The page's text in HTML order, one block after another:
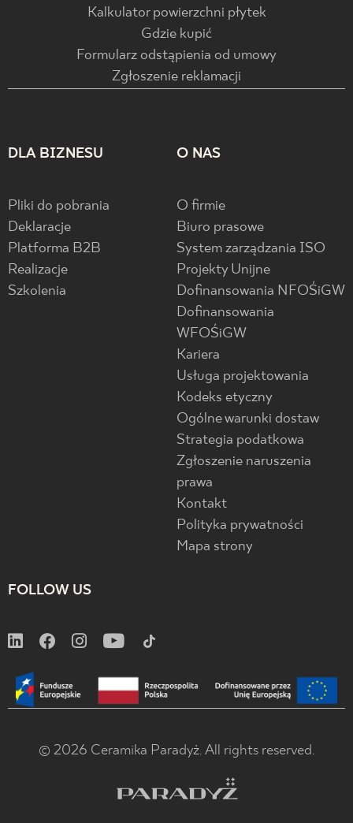
Kalkulator powierzchni płytek
Gdzie kupić
Formularz odstąpienia od umowy
Zgłoszenie reklamacji
DLA BIZNESU
Pliki do pobrania
Deklaracje
Platforma B2B
Realizacje
Szkolenia
O NAS
O firmie
Biuro prasowe
System zarządzania ISO
Projekty Unijne
Dofinansowania NFOŚiGW
Dofinansowania
WFOŚiGW
Kariera
Usługa projektowania
Kodeks etyczny
Ogólne warunki dostaw
Strategia podatkowa
Zgłoszenie naruszenia
prawa
Kontakt
Polityka prywatności
Mapa strony
FOLLOW US
© 2026 Ceramika Paradyż. All rights reserved.